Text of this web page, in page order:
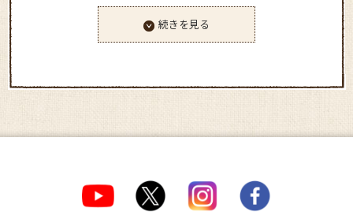
続きを見る